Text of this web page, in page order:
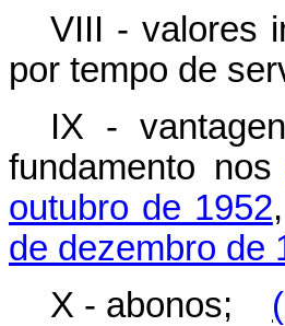
VIII - valores
por tempo de
IX -
fundamento nos
outubro de 1952
de dezembro de
X - abonos;